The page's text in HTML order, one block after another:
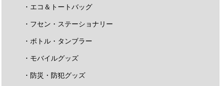
・エコ＆トートバッグ
・フセン・ステーショナリー
・ボトル・タンブラー
・モバイルグッズ
・防災・防犯グッズ